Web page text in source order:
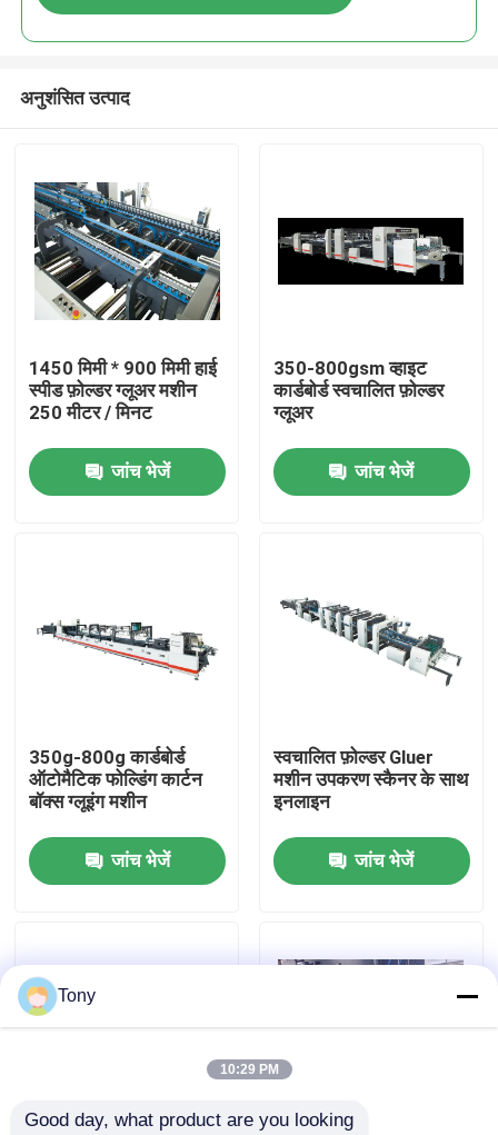
घर
हमारे बारे में
गुणवत्ता नियंत्रण
हमसे संपर्क करें
मामले
बांसुरी लैमिनेटर मशीन
अनुशंसित उत्पाद
1450 मिमी * 900 मिमी हाई
स्पीड फ़ोल्डर ग्लूअर मशीन
250 मीटर / मिनट
जांच भेजें
350-800gsm व्हाइट
कार्डबोर्ड स्वचालित फ़ोल्डर
ग्लूअर
जांच भेजें
350g-800g कार्डबोर्ड
ऑटोमैटिक फोल्डिंग कार्टन
बॉक्स ग्लूइंग मशीन
जांच भेजें
स्वचालित फ़ोल्डर Gluer
मशीन उपकरण स्कैनर के साथ
इनलाइन
जांच भेजें
Tony
10:29 PM
Good day, what product are you looking